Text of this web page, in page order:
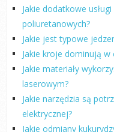
Jakie dodatkowe
poliuretanowych?
Jakie jest typowe
Jakie kroje dominują
Jakie materiały
laserowym?
Jakie narzędzia są
elektrycznej?
Jakie odmiany